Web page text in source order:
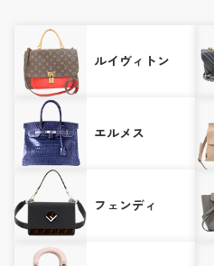
ルイヴィトン
エルメス
フェンディ